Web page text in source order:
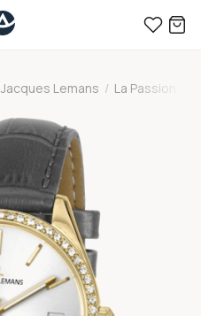
Jacques Lemans / La Passion